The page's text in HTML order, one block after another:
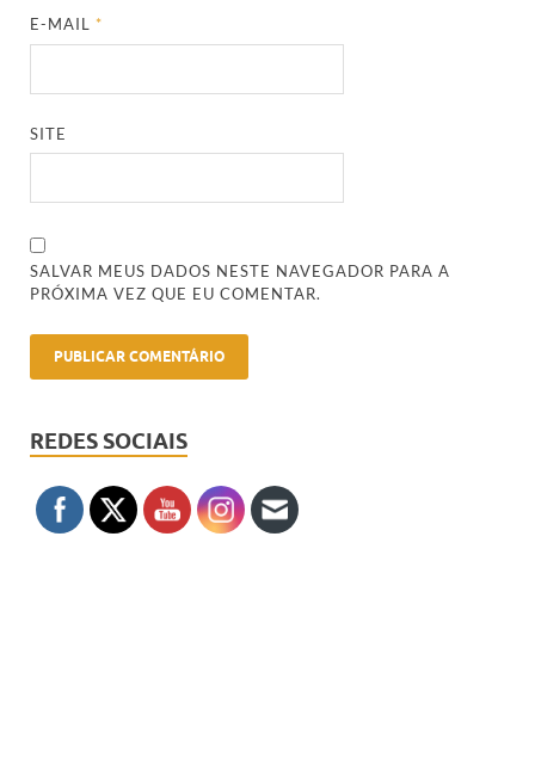
E-MAIL*
SITE
SALVAR MEUS DADOS NESTE NAVEGADOR PARA A
PRÓXIMA VEZ QUE EU COMENTAR.
REDES SOCIAIS